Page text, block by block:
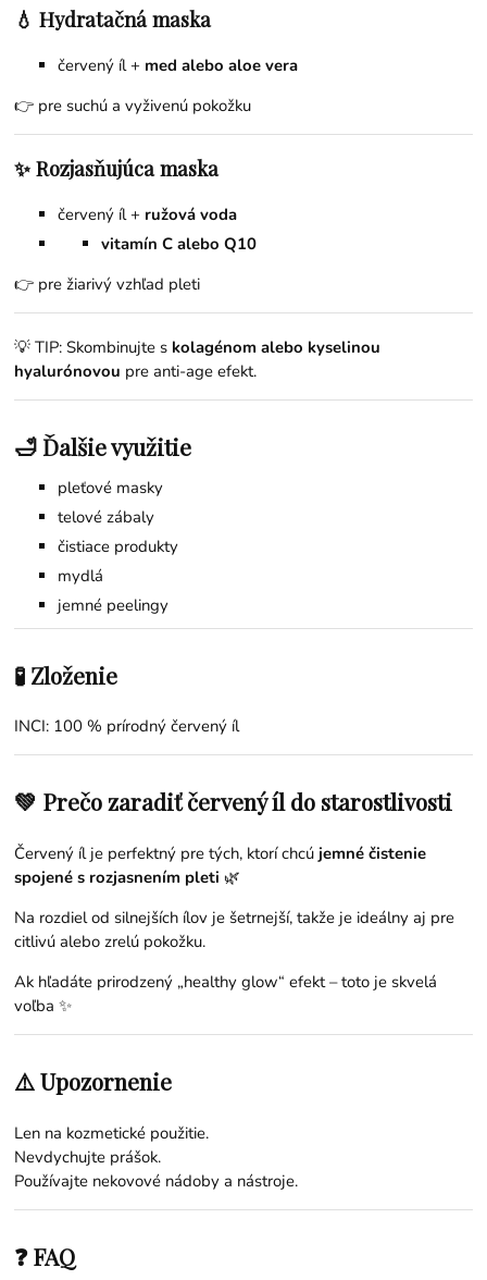
💧 Hydratačná maska
červený íl + med alebo aloe vera
👉 pre suchú a vyživenú pokožku
✨ Rozjasňujúca maska
červený íl + ružová voda
vitamín C alebo Q10
👉 pre žiarivý vzhľad pleti
💡 TIP: Skombinujte s kolagénom alebo kyselinou
hyalurónovou pre anti-age efekt.
🛁 Ďalšie využitie
pleťové masky
telové zábaly
čistiace produkty
mydlá
jemné peelingy
🧪 Zloženie
INCI: 100 % prírodný červený íl
💚 Prečo zaradiť červený íl do starostlivosti
Červený íl je perfektný pre tých, ktorí chcú jemné čistenie
spojené s rozjasnením pleti 🌿
Na rozdiel od silnejších ílov je šetrnejší, takže je ideálny aj pre
citlivú alebo zrelú pokožku.
Ak hľadáte prirodzený „healthy glow“ efekt – toto je skvelá
voľba ✨
⚠️ Upozornenie
Len na kozmetické použitie.
Nevdychujte prášok.
Používajte nekovové nádoby a nástroje.
❓ FAQ